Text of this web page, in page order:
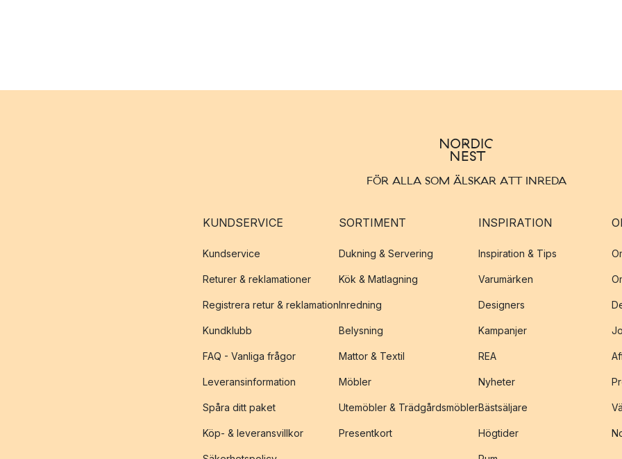
FÖR ALLA SOM ÄLSKAR ATT INREDA
KUNDSERVICE
Kundservice
Returer & reklamationer
Registrera retur & reklamation
Kundklubb
FAQ - Vanliga frågor
Leveransinformation
Spåra ditt paket
Köp- & leveransvillkor
SORTIMENT
Dukning & Servering
Kök & Matlagning
Inredning
Belysning
Mattor & Textil
Möbler
Utemöbler & Trädgårdsmöbler
Presentkort
INSPIRATION
Inspiration & Tips
Varumärken
Designers
Kampanjer
REA
Nyheter
Bästsäljare
Högtider